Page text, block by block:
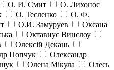
О. И. Смит
О. Лихонос
О. Тесленко
О. Ф.
О.И. Замуруев
Оксана
Октавиус Винслоу
Олексій Декань
Попчук
Олександр
Олена Мікула
Олесь